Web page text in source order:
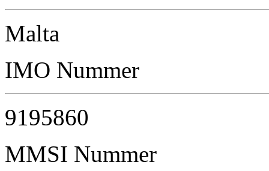
Malta
IMO Nummer
9195860
MMSI Nummer